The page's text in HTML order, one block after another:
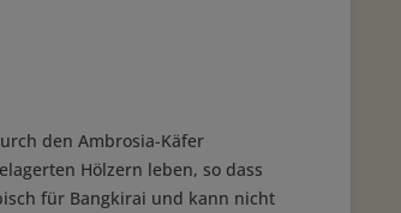
den Ambrosia-Käfer
Hölzern leben, so dass
für Bangkirai und kann nicht